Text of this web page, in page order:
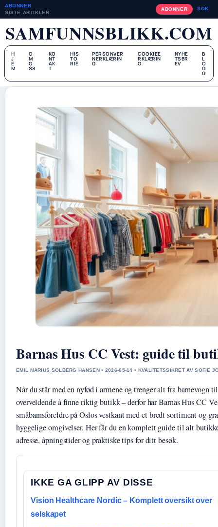
ABONNER
SISTE ARTIKLER
ABONNER SOK
SAMFUNNSBLIKK.COM
H
J
E
M
O
M
O
SS
KO
NT
AK
T
HIS
TO
RIE
PERSONVER
NERKLÆRIN
G
COOKIEE
RKLÆRIN
G
NYHE
TSBR
EV
B
L
O
G
G
Barnas Hus CC Vest: guide til
EMIL MARIUS SOLBERG HANSEN • 2026-05-14 • KVALITETSSIKRET AV SOFIE
Når du står med en nyfød i armene og trenger alt fra barnevogn
overveldende å finne riktig butikk – derfor har Barnas Hus CC
småbarnsforeldre på Oslos vestkant med et bredt sortiment og
hyggelige omgivelser. Her får du en komplett guide til alt
adresse, åpningstider og praktiske tips for ditt besøk.
IKKE GA GLIPP AV DISSE
Vision Healthcare Nordic – Komplett oversikt over
selskapet